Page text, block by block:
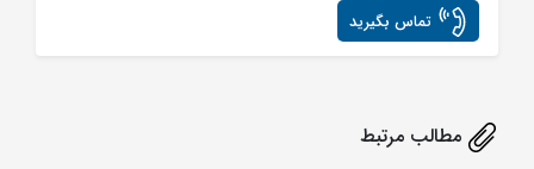
تماس بگیرید
مطالب مرتبط